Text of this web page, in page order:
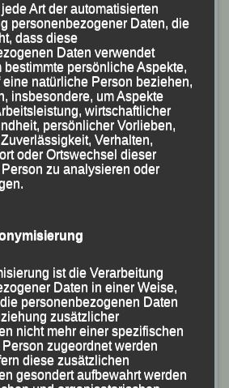
Foto:Göstl
dominierteTobias Schreindl, der
Art der automatisierten
personenbezogener Daten, die
dass diese
Daten verwendet
bestimmte persönliche Aspekte,
natürliche Person beziehen,
insbesondere, um Aspekte
wirtschaftlicher
persönlicher Vorlieben,
Verhalten,
oder Ortswechsel dieser
zu analysieren oder
ist die Verarbeitung
Daten in einer Weise,
personenbezogenen Daten
zusätzlicher
nicht mehr einer spezifischen
Person zugeordnet werden
diese zusätzlichen
gesondert aufbewahrt werden